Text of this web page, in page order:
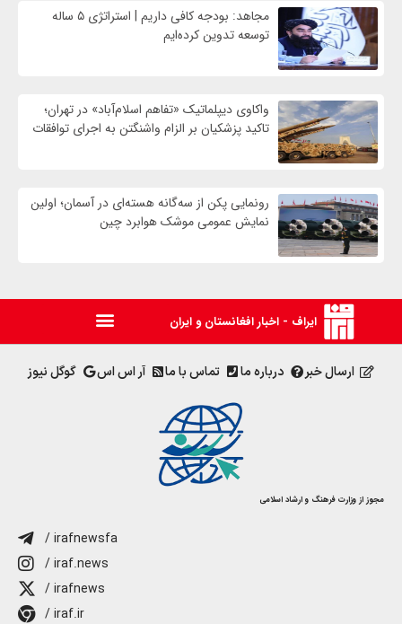
مجاهد: بودجه کافی داریم | استراتژی ۵ ساله
توسعه تدوین کرده‌ایم
واکاوی دیپلماتیک «تفاهم اسلام‌آباد» در تهران؛
تاکید پزشکیان بر الزام واشنگتن به اجرای توافقات
رونمایی پکن از سه‌گانه هسته‌ای در آسمان؛ اولین
نمایش عمومی موشک هوابرد چین
ایراف - اخبار افغانستان و ایران
ارسال خبر درباره ما تماس با ما آر اس اس گوگل نیوز
مجوز از وزارت فرهنگ و ارشاد اسلامی
/ irafnewsfa
/ iraf.news
/ irafnews
/ iraf.ir